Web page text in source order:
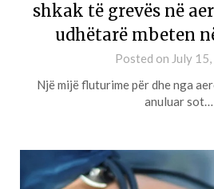
shkak të grevës në
udhëtarë mbeten
Posted on July
Një mijë fluturime për dhe nga
anuluar sot…